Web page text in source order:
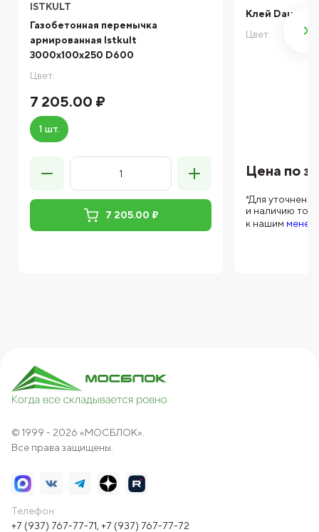
ISTKULT
Газобетонная перемычка
армированная Istkult
3000х100х250 D600
Цвет:
7 205.00 ₽
1 шт.
7 205.00 ₽
Клей Dauer
Цвет:
Цена по
*Для
и наличию
к нашим
© 1999 - 2026 «МОСБЛОК».
Все права защищены.
Телефон:
+7 (937) 767-77-71, +7 (937) 767-77-72